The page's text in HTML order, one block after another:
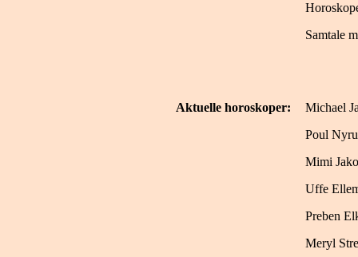
Samtale
Aktuelle horoskoper:
Michael
Poul
Mimi
Uffe
Preben
Meryl